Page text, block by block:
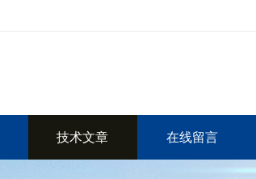
技术文章 在线留言